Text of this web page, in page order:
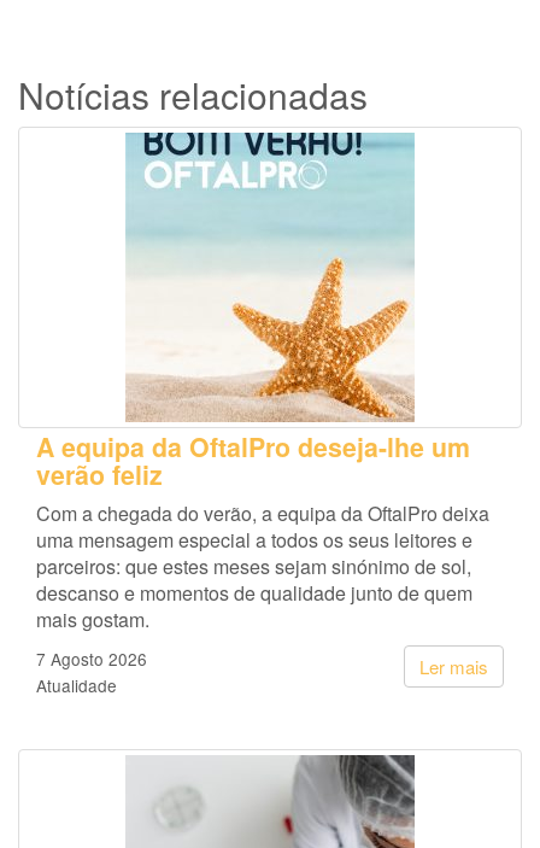
Notícias relacionadas
A equipa da OftalPro deseja-lhe um
verão feliz
Com a chegada do verão, a equipa da OftalPro deixa
uma mensagem especial a todos os seus leitores e
parceiros: que estes meses sejam sinónimo de sol,
descanso e momentos de qualidade junto de quem
mais gostam.
Ler mais
7 Agosto 2026
Atualidade